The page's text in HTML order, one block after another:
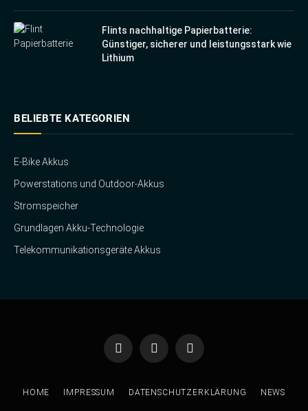
Flints nachhaltige Papierbatterie:
Günstiger, sicherer und leistungsstark wie
Lithium
BELIEBTE KATEGORIEN
E-Bike Akkus
Powerstations und Outdoor-Akkus
Stromspeicher
Grundlagen Akku-Technologie
Telekommunikationsgeräte Akkus
FacebookTwitter Instagram
HOME IMPRESSUM DATENSCHUTZERKLÄRUNG NEWS